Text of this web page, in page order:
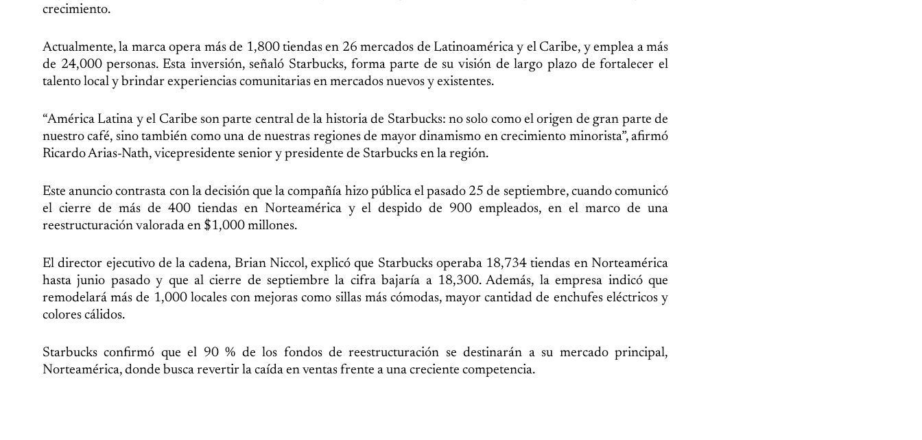
crecimiento.
Actualmente, la marca opera más de 1,800 tiendas en 26 mercados de Latinoamérica y el Caribe, y emplea a más
de 24,000 personas. Esta inversión, señaló Starbucks, forma parte de su visión de largo plazo de fortalecer el
talento local y brindar experiencias comunitarias en mercados nuevos y existentes.
“América Latina y el Caribe son parte central de la historia de Starbucks: no solo como el origen de gran parte de
nuestro café, sino también como una de nuestras regiones de mayor dinamismo en crecimiento minorista”, afirmó
Ricardo Arias-Nath, vicepresidente senior y presidente de Starbucks en la región.
Este anuncio contrasta con la decisión que la compañía hizo pública el pasado 25 de septiembre, cuando comunicó
el cierre de más de 400 tiendas en Norteamérica y el despido de 900 empleados, en el marco de una
reestructuración valorada en $1,000 millones.
El director ejecutivo de la cadena, Brian Niccol, explicó que Starbucks operaba 18,734 tiendas en Norteamérica
hasta junio pasado y que al cierre de septiembre la cifra bajaría a 18,300. Además, la empresa indicó que
remodelará más de 1,000 locales con mejoras como sillas más cómodas, mayor cantidad de enchufes eléctricos y
colores cálidos.
Starbucks confirmó que el 90 % de los fondos de reestructuración se destinarán a su mercado principal,
Norteamérica, donde busca revertir la caída en ventas frente a una creciente competencia.